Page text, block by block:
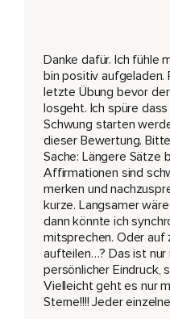
Ich spüre tief in mir eine
Die mich mein Ziel
Ich weiß,
Dass ich alles schaffen
Was ich mir vornehme.
Ich arbeite täglich daran,
Meinem Ziel ein Stückchen
Ich glaube an mich und
Fähigkeiten.
Ich nehme mir nicht zu viel
Danke dafür. Ich fühle
bin positiv aufgeladen.
letzte Übung bevor
losgeht. Ich spüre dass
Schwung starten
dieser Bewertung.
Sache: Längere Sätze
Affirmationen sind
merken und
kurze. Langsamer
dann könnte ich
mitsprechen. Oder auf
aufteilen…? Das ist nur
persönlicher Eindruck,
Vielleicht geht es nur
Sterne!!!! Jeder